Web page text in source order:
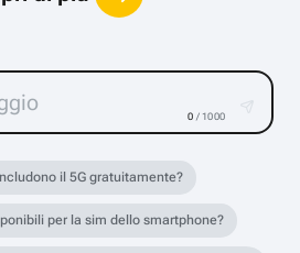
0 / 1000
il 5G gratuitamente?
per la sim dello smartphone?